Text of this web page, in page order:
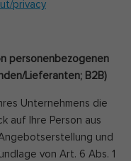
privacy
personenbezogenen
Lieferanten; B2B)
Unternehmens die
auf Ihre Person aus
und
von Art. 6 Abs. 1